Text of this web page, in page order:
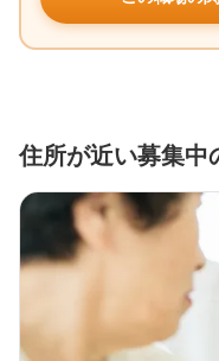
住所が近い募集中